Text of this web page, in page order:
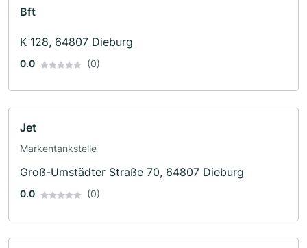
Bft
K 128, 64807 Dieburg
0.0 (0)
Jet
Markentankstelle
Groß-Umstädter Straße 70, 64807 Dieburg
0.0 (0)